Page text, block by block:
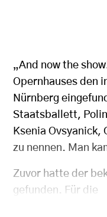
„And now the
Opernhauses den
Nürnberg
Staatsballett,
Ksenia
zu nennen. Man
Zuvor hatte der
gefunden. Für die